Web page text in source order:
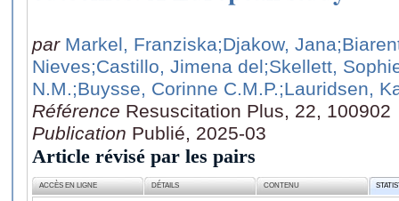
par Markel, Franziska;Djakow, Jana
Nieves;Castillo, Jimena del;Skellett,
N.M.;Buysse, Corinne C.M.P.;Lauridsen,
Référence Resuscitation Plus, 22, 100902
Publication Publié, 2025-03
Article révisé par les pairs
ACCÈS EN LIGNE DÉTAILS CONTENU